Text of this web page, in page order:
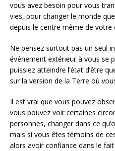
vous avez besoin pour vous
vies, pour changer le monde
depuis le centre même de votre
Ne pensez surtout pas un seul
événement extérieur à vous se
puissiez atteindre l’état d’être
sur la version de la Terre où
Il est vrai que vous pouvez
vous pouvez voir certaines
personnes, changer dans ce
mais si vous êtes témoins de
alors avoir confiance dans le